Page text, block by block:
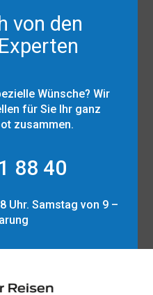
von den
Wünsche? Wir
für Sie Ihr ganz
zusammen.
88 40
Uhr. Samstag von 9 –